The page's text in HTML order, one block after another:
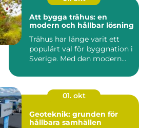
Att bygga trähus: en
modern och hållbar lösning
Trähus har länge varit ett
populärt val för byggnation i
Sverige. Med den modern...
01. okt
Geoteknik: grunden för
hållbara samhällen